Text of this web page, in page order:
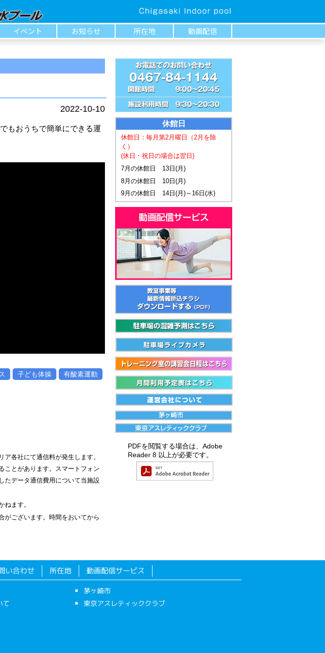
イベント お知らせ 所在地 動画配信
2022-10-10
もおうちで簡単にできる運
子ども体操 有酸素運動
各社にて通信料が発生します。
ことがあります。スマートフォン
たデータ通信費用について当施設
ます。
がございます。時間をおいてから
休館日
休館日：毎月第2月曜日
（2月を除
く）
(休日・祝日の場合は翌日)
7月の休館日 13日(月)
8月の休館日 10日(月)
9月の休館日 14日(月)～16日(水)
PDFを閲覧する場合は、Adobe
Reader 8 以上が必要です。
い合わせ 所在地 動画配信サービス
て
茅ヶ崎市
東京アスレティッククラブ